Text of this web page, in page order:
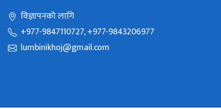
विज्ञापनको लागि
+977-9847110727, +977-9843206977
lumbinikhoj@gmail.com